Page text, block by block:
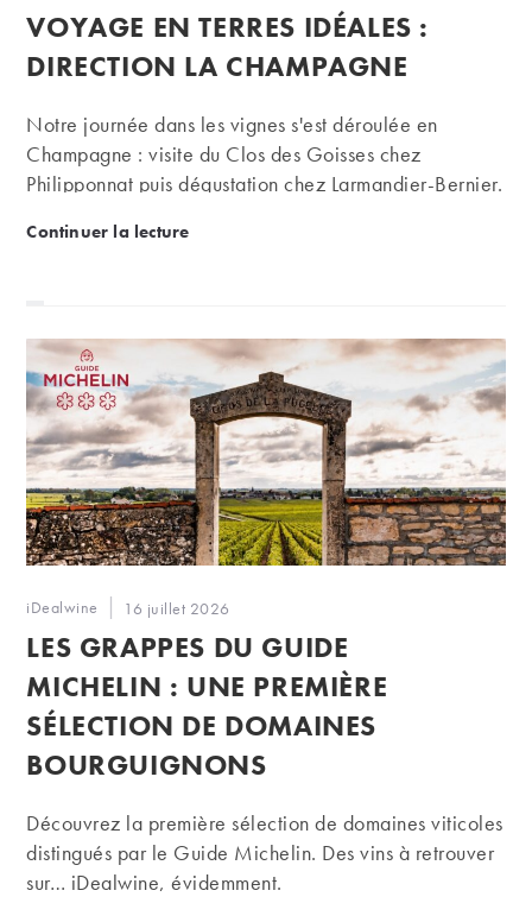
la
publication :
publiée :
VOYAGE EN TERRES IDÉALES :
DIRECTION LA CHAMPAGNE
Notre journée dans les vignes s'est déroulée en
Champagne : visite du Clos des Goisses chez
Philipponnat puis dégustation chez Larmandier-Bernier.
Continuer la lectureVoyage en Terres iDéales : direction la Champagne
Auteur/autrice
la
publication :
iDealwine
Publication
publiée :
16 juillet 2026
LES GRAPPES DU GUIDE
MICHELIN : UNE PREMIÈRE
SÉLECTION DE DOMAINES
BOURGUIGNONS
Découvrez la première sélection de domaines viticoles
distingués par le Guide Michelin. Des vins à retrouver
sur… iDealwine, évidemment.